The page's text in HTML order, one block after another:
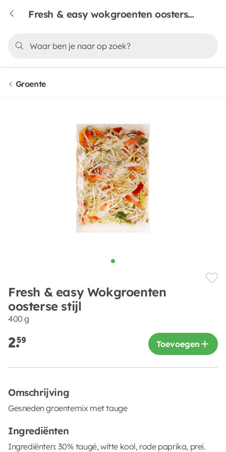
Fresh & easy wokgroenten oosterse stijl
Groente
Fresh & easy Wokgroenten
oosterse stijl
400 g
2.59 Toevoegen
Omschrijving
Gesneden groentemix met tauge
Ingrediënten
Ingrediënten: 30% taugé, witte kool, rode paprika, prei.